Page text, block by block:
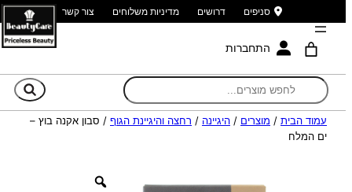
סניפים דרושים מדיניות משלוחים צור קשר
התחברות
עמוד הבית / מוצרים / היגיינה / רחצה והיגיינת הגוף / סבון אקנה בוץ –
ים המלח